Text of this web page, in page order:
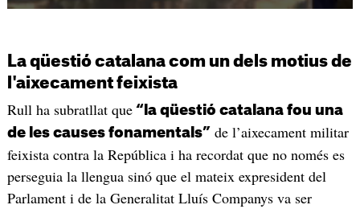
La qüestió catalana com un dels motius de
l'aixecament feixista
Rull ha subratllat que“la qüestió catalana fou una
de les causes fonamentals”de l’aixecament militar
feixista contra la República i ha recordat que no només es
perseguia la llengua sinó que el mateix expresident del
Parlament i de la Generalitat Lluís Companys va ser